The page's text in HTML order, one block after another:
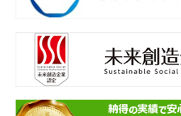
般社団法人日本未来企業研究所